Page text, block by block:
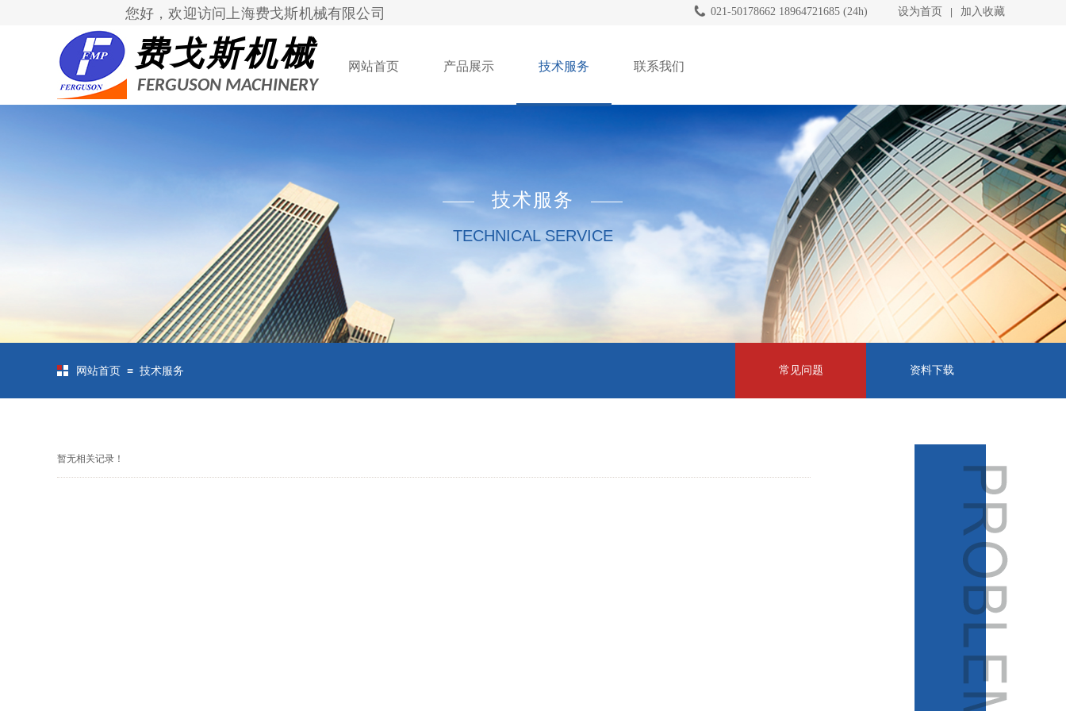
021-50178662 18964721685 (24h) 设为首页 加入收藏
您好，欢迎访问上海费戈斯机械有限公司
网站首页 产品展示 技术服务 联系我们
费戈斯机械
FERGUSON MACHINERY
技术服务
TECHNICAL SERVICE
网站首页 ≡ 技术服务 常见问题 资料下载
暂无相关记录！